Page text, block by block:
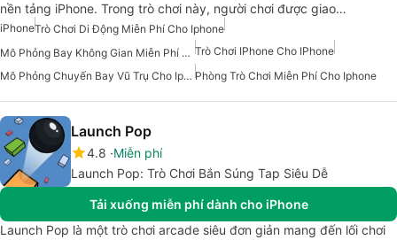
nền tảng iPhone. Trong trò chơi này, người chơi được giao…
iPhoneTrò Chơi Di Động Miễn Phí Cho Iphone
Mô Phỏng Bay Không Gian Miễn Phí Cho Iphone Trò Chơi IPhone Cho IPhone
Mô Phỏng Chuyến Bay Vũ Trụ Cho Iphone Phòng Trò Chơi Miễn Phí Cho Iphone
Launch Pop
4.8 Miễn phí
Launch Pop: Trò Chơi Bắn Súng Tap Siêu Dễ
Tải xuống miễn phí dành cho iPhone
Launch Pop là một trò chơi arcade siêu đơn giản mang đến lối chơi